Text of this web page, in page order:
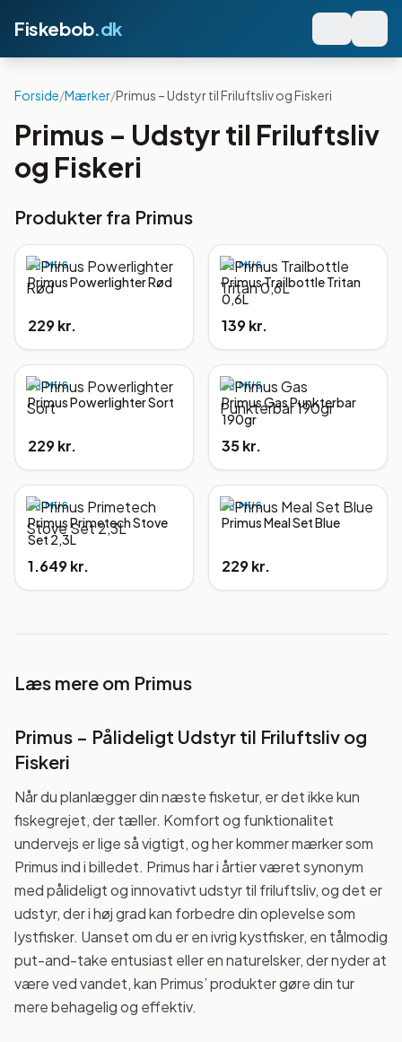
Fiskebob.dk
Forside/Mærker/Primus – Udstyr til Friluftsliv og Fiskeri
Primus – Udstyr til Friluftsliv
og Fiskeri
Produkter fra Primus
PRIMUS
Primus Powerlighter Rød
229 kr.
PRIMUS
Primus Trailbottle Tritan
0,6L
139 kr.
PRIMUS
Primus Powerlighter Sort
229 kr.
PRIMUS
Primus Gas Punkterbar
190gr
35 kr.
PRIMUS
Primus Primetech Stove
Set 2,3L
1.649 kr.
PRIMUS
Primus Meal Set Blue
229 kr.
Læs mere om Primus
Primus – Pålideligt Udstyr til Friluftsliv og
Fiskeri
Når du planlægger din næste fisketur, er det ikke kun
fiskegrejet, der tæller. Komfort og funktionalitet
undervejs er lige så vigtigt, og her kommer mærker som
Primus ind i billedet. Primus har i årtier været synonym
med pålideligt og innovativt udstyr til friluftsliv, og det er
udstyr, der i høj grad kan forbedre din oplevelse som
lystfisker. Uanset om du er en ivrig kystfisker, en tålmodig
put-and-take entusiast eller en naturelsker, der nyder at
være ved vandet, kan Primus’ produkter gøre din tur
mere behagelig og effektiv.